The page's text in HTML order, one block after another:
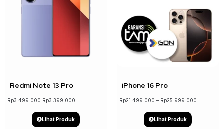
Redmi Note 13 Pro
Rp3.499.000 Rp3.399.000
Lihat Produk
iPhone 16 Pro
Rp21.499.000 – Rp25.999.000
Lihat Produk